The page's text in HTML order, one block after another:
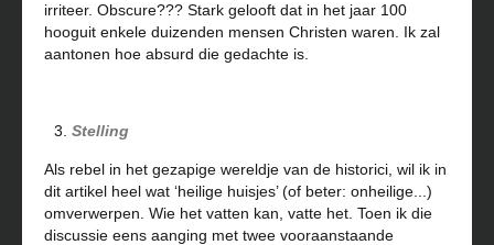
irriteer. Obscure??? Stark gelooft dat in het jaar 100
hooguit enkele duizenden mensen Christen waren. Ik zal
aantonen hoe absurd die gedachte is.
Stelling
Als rebel in het gezapige wereldje van de historici, wil ik in
dit artikel heel wat ‘heilige huisjes’ (of beter: onheilige...)
omverwerpen. Wie het vatten kan, vatte het. Toen ik die
discussie eens aanging met twee vooraanstaande